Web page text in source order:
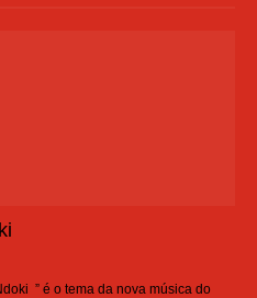
” é o tema da nova música do